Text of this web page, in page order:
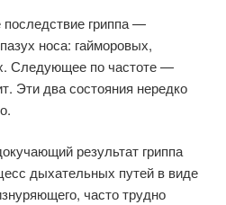
гриппа —
носа: гайморовых,
Следующее по частоте —
Эти два состояния нередко
результат гриппа
дыхательных путей в виде
часто трудно